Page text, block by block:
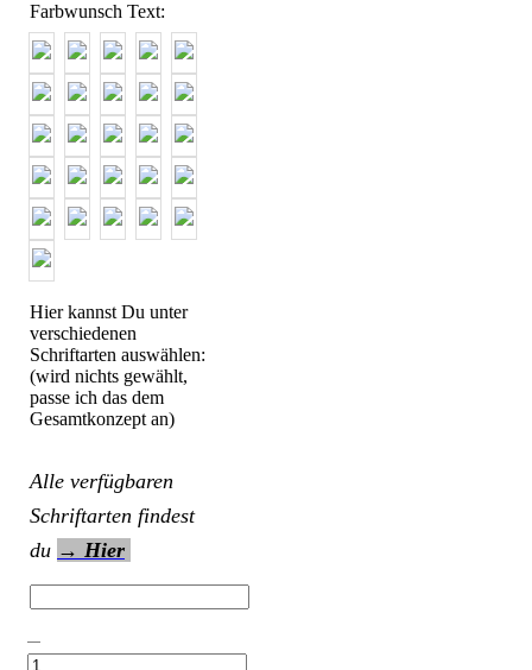
Farbwunsch Text:
Hier kannst Du unter
verschiedenen
Schriftarten auswählen:
(wird nichts gewählt,
passe ich das dem
Gesamtkonzept an)
Alle verfügbaren
Schriftarten findest
du → Hier
Kitaset